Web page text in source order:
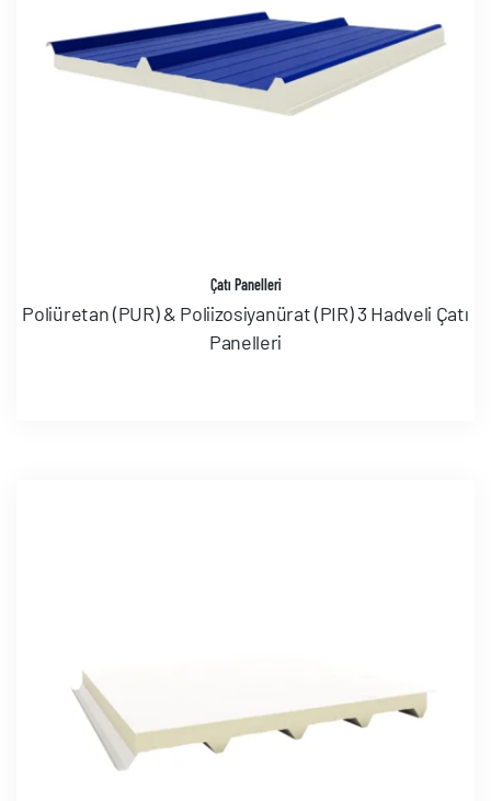
Çatı Panelleri
Poliüretan (PUR) & Poliizosiyanürat (PIR) 3 Hadveli Çatı
Panelleri